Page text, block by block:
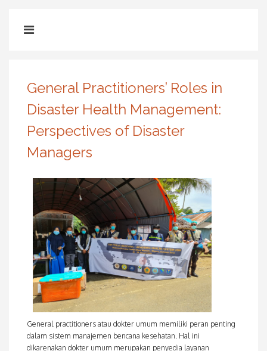
General Practitioners’ Roles in
Disaster Health Management:
Perspectives of Disaster
Managers
General practitioners atau dokter umum memiliki peran penting
dalam sistem manajemen bencana kesehatan. Hal ini
dikarenakan dokter umum merupakan penyedia layanan